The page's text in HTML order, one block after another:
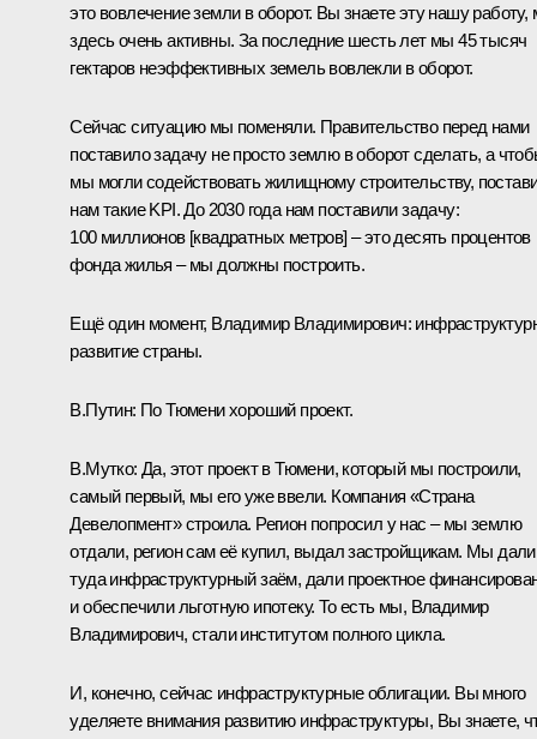
это вовлечение земли в оборот. Вы знаете эту нашу работу,
здесь очень активны. За последние шесть лет мы 45 тысяч
гектаров неэффективных земель вовлекли в оборот.
Сейчас ситуацию мы поменяли. Правительство перед нами
поставило задачу не просто землю в оборот сделать, а
мы могли содействовать жилищному строительству,
нам такие KPI. До 2030 года нам поставили задачу:
100 миллионов [квадратных метров] – это десять процентов
фонда жилья – мы должны построить.
Ещё один момент, Владимир Владимирович:
развитие страны.
В.Путин: По Тюмени хороший проект.
В.Мутко: Да, этот проект в Тюмени, который мы построили,
самый первый, мы его уже ввели. Компания «Страна
Девелопмент» строила. Регион попросил у нас – мы землю
отдали, регион сам её купил, выдал застройщикам. Мы дали
туда инфраструктурный заём, дали проектное
и обеспечили льготную ипотеку. То есть мы, Владимир
Владимирович, стали институтом полного цикла.
И, конечно, сейчас инфраструктурные облигации. Вы много
уделяете внимания развитию инфраструктуры, Вы знаете,